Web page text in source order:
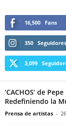
16,500 Fans
350 Seguidores
3,099
‘CACHOS’ de
Redefiniendo la
Prensa de artistas -